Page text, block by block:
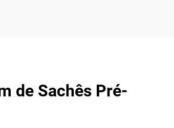
de Sachês Pré-